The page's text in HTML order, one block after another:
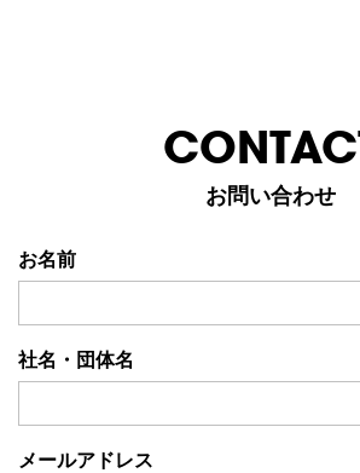
CONTACT
お問い合わせ
お名前
社名・団体名
メールアドレス